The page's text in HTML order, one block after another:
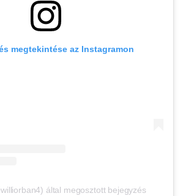
megtekintése az Instagramon
által megosztott bejegyzés